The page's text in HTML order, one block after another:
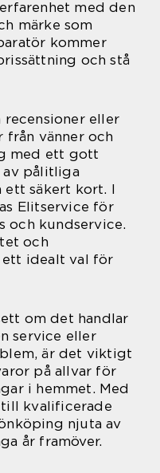
med den
märke som
kommer
och stå
recensioner eller
från vänner och
med ett gott
av pålitliga
ett säkert kort. I
Elitservice för
och kundservice.
och
idealt val för
om det handlar
service eller
är det viktigt
på allvar för
i hemmet. Med
kvalificerade
njuta av
år framöver.